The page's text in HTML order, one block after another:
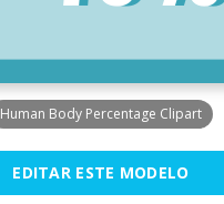
Human Body Percentage Clipart
EDITAR ESTE MODELO